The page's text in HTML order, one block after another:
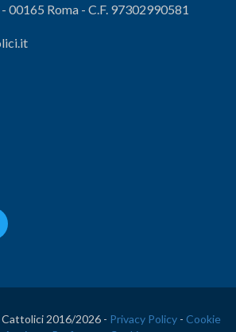
00165 Roma - C.F. 97302990581
2016/2026 - Privacy Policy- Cookie